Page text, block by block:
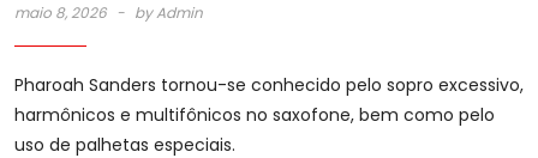
maio 8, 2026 byAdmin
Pharoah Sanders tornou-se conhecido pelo sopro excessivo,
harmônicos e multifônicos no saxofone, bem como pelo
uso de palhetas especiais.